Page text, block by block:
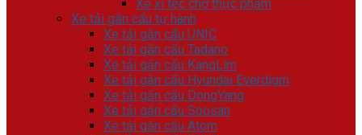
Xe xi téc chở thực phẩm
Xe tải gắn cẩu tự hành
Xe tải gắn cẩu UNIC
Xe tải gắn cẩu Tadano
Xe tải gắn cẩu KangLim
Xe tải gắn cẩu Hyundai Everdigm
Xe tải gắn cẩu DongYang
Xe tải gắn cẩu Soosan
Xe tải gắn cẩu Atom